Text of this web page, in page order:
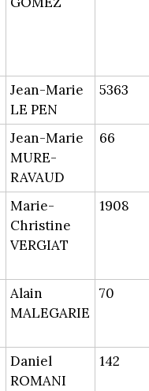
Jean-Marie
LE PEN
5363
Jean-Marie
MURE-
RAVAUD
66
Marie-
Christine
VERGIAT
1908
Alain
MALEGARIE
70
Daniel
ROMANI
142